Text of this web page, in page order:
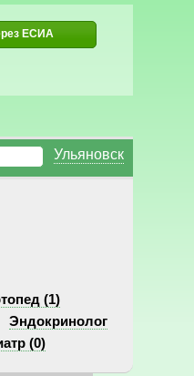
ЕСИА
Ульяновск
(1)
Эндокринолог
(0)